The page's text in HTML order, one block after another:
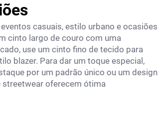
casuais, estilo urbano e ocasiões
cinto largo de couro com uma
use um cinto fino de tecido para
blazer. Para dar um toque especial,
por um padrão único ou um design
streetwear oferecem ótima